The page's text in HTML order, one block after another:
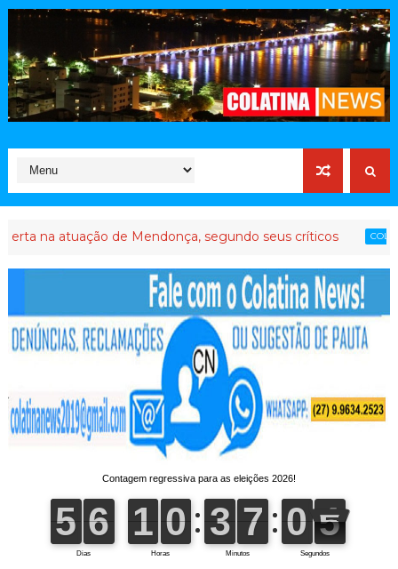
de Mendonça, segundo seus críticos COLATINA Até